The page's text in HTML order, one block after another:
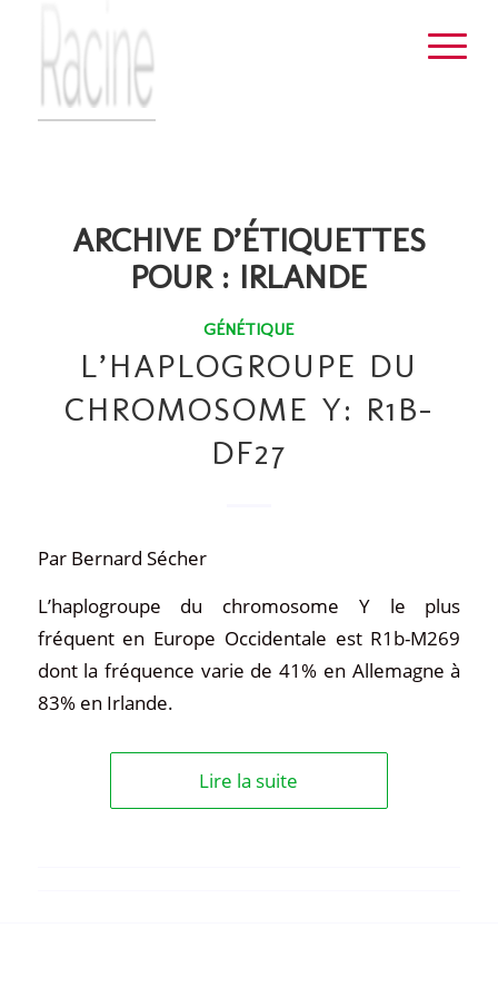
ARCHIVE D’ÉTIQUETTES
POUR : IRLANDE
GÉNÉTIQUE
L’HAPLOGROUPE DU
CHROMOSOME Y: R1B-
DF27
Par Bernard Sécher
L’haplogroupe du chromosome Y le plus
fréquent en Europe Occidentale est R1b-M269
dont la fréquence varie de 41% en Allemagne à
83% en Irlande.
Lire la suite